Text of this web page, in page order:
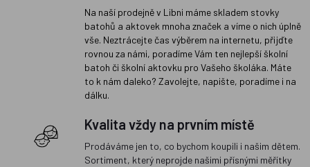
Na naší prodejně v Libni máme skladem stovky
batohů a aktovek mnoha značek a víme o nich úplně
vše. Neztrácejte čas výběrem na internetu, přijďte
rovnou za námi, poradíme Vám ten nejlepší školní
batoh či školní aktovku pro Vašeho školáka. Máte
to k nám daleko? Zavolejte, napište, poradíme i na
dálku.
Kvalita vždy na prvním místě
Prodáváme jen to, co bychom koupili i našim dětem.
Sortiment, který neprojde našimi přísnými měřítky